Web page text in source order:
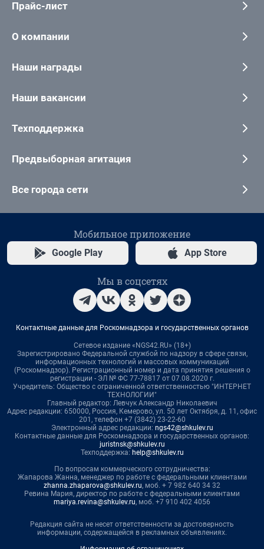
Прайс-лист
О компании
Наши награды
Наши вакансии
Техподдержка
Предвыборная агитация
Все города сети
Мобильное приложение
Google Play App Store
Мы в соцсетях
Контактные данные для Роскомнадзора и государственных органов
Сетевое издание «NGS42.RU» (18+)
Зарегистрировано Федеральной службой по надзору в сфере связи,
информационных технологий и массовых коммуникаций
(Роскомнадзор). Регистрационный номер и дата принятия решения о
регистрации - ЭЛ № ФС 77-78817 от 07.08.2020 г.
Учредитель: Общество с ограниченной ответственностью "ИНТЕРНЕТ
ТЕХНОЛОГИИ"
Главный редактор: Левчук Александр Николаевич
Адрес редакции: 650000, Россия, Кемерово, ул. 50 лет Октября, д. 11, офис
201, телефон +7 (3842) 23-22-60
Электронный адрес редакции: ngs42@shkulev.ru
Контактные данные для Роскомнадзора и государственных органов:
juristnsk@shkulev.ru
Техподдержка: help@shkulev.ru
По вопросам коммерческого сотрудничества:
Жапарова Жанна, менеджер по работе с федеральными клиентами
zhanna.zhaparova@shkulev.ru, моб. + 7 982 640 34 32
Ревина Мария, директор по работе с федеральными клиентами
mariya.revina@shkulev.ru, моб. +7 910 402 4056
Редакция сайта не несет ответственности за достоверность
информации, содержащейся в рекламных объявлениях.